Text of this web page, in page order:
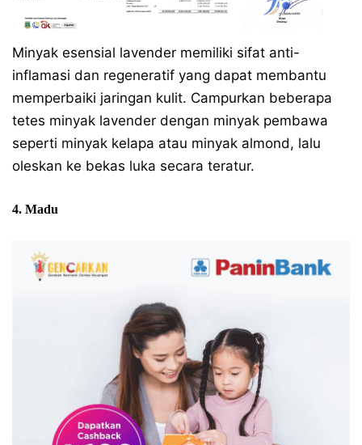
Minyak esensial lavender memiliki sifat anti-
inflamasi dan regeneratif yang dapat membantu
memperbaiki jaringan kulit. Campurkan beberapa
tetes minyak lavender dengan minyak pembawa
seperti minyak kelapa atau minyak almond, lalu
oleskan ke bekas luka secara teratur.
4. Madu